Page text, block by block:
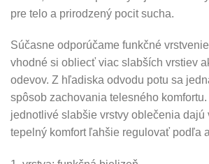
pre telo a prirodzený pocit sucha.
Súčasne odporúčame funkčné
vhodné si obliecť viac slabších vrstiev
odevov. Z hľadiska odvodu potu sa
spôsob zachovania telesného
jednotlivé slabšie vrstvy oblečenia dajú
tepelný komfort ľahšie regulovať podľa